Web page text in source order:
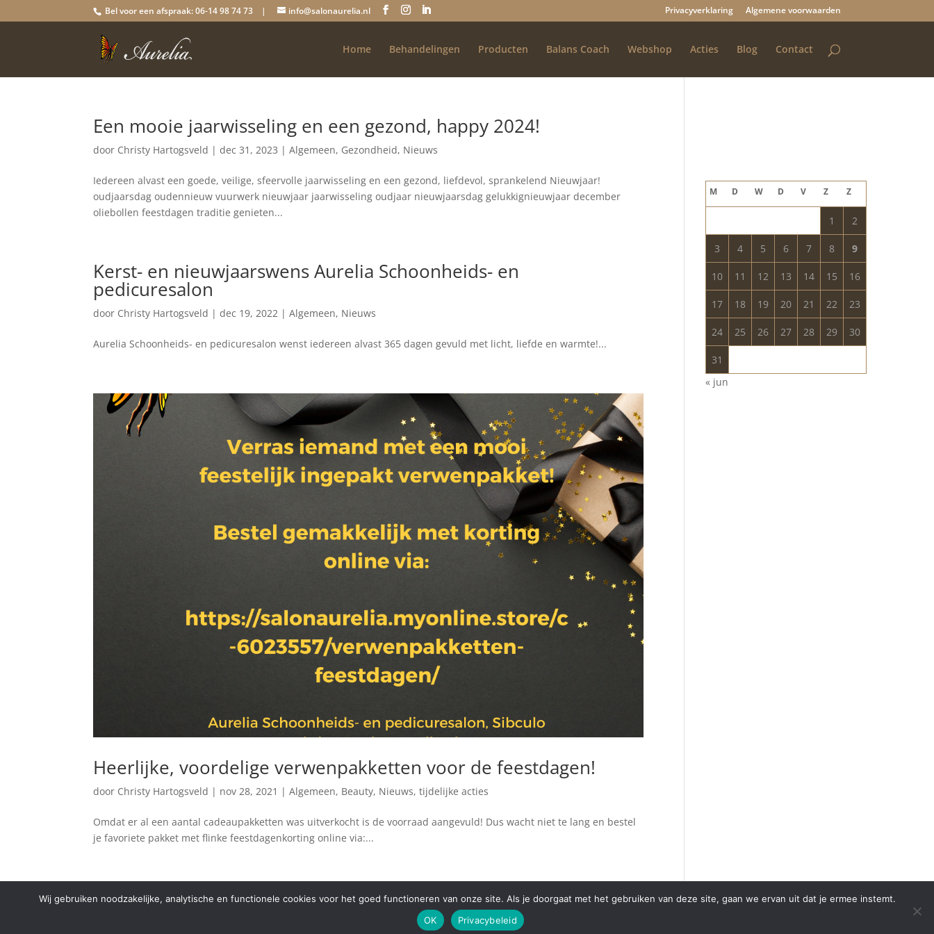
Bel voor een afspraak: 06-14 98 74 73 | info@salonaurelia.nl Privacyverklaring Algemene voorwaarden
Home Behandelingen Producten Balans Coach Webshop Acties Blog Contact
Een mooie jaarwisseling en een gezond, happy 2024!
door Christy Hartogsveld |dec 31, 2023 |Algemeen, Gezondheid, Nieuws
Iedereen alvast een goede, veilige, sfeervolle jaarwisseling en een gezond, liefdevol, sprankelend Nieuwjaar!
oudjaarsdag oudennieuw vuurwerk nieuwjaar jaarwisseling oudjaar nieuwjaarsdag gelukkignieuwjaar december
oliebollen feestdagen traditie genieten...
Kerst- en nieuwjaarswens Aurelia Schoonheids- en
pedicuresalon
door Christy Hartogsveld |dec 19, 2022 |Algemeen, Nieuws
Aurelia Schoonheids- en pedicuresalon wenst iedereen alvast 365 dagen gevuld met licht, liefde en warmte!...
Heerlijke, voordelige verwenpakketten voor de feestdagen!
door Christy Hartogsveld | nov 28, 2021 |Algemeen, Beauty, Nieuws,tijdelijke acties
Omdat er al een aantal cadeaupakketten was uitverkocht is de voorraad aangevuld! Dus wacht niet te lang en bestel
je favoriete pakket met flinke feestdagenkorting online via:...
M D W D V Z Z
1 2
3 4 5 6 7 8 9
10 11 12 13 14 15 16
17 18 19 20 21 22 23
24 25 26 27 28 29 30
31
« jun
Copyright © 2024 Aurelia Schoonheidssalon | All Rights Reserved | WebdesignAppdsgn
Wij gebruiken noodzakelijke, analytische en functionele cookies voor het goed functioneren van onze site. Als je doorgaat met het gebruiken van deze site, gaan we ervan uit dat je ermee instemt.
OK
Privacybeleid